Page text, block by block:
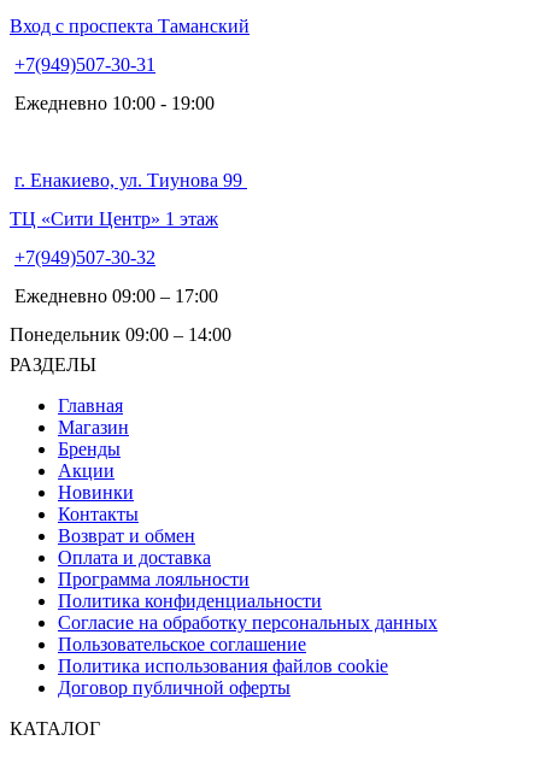
Вход с проспекта Таманский
+7(949)507-30-31
Ежедневно 10:00 - 19:00
г. Енакиево, ул. Тиунова 99
ТЦ «Сити Центр» 1 этаж
+7(949)507-30-32
Ежедневно 09:00 – 17:00
Понедельник 09:00 – 14:00
РАЗДЕЛЫ
Главная
Магазин
Бренды
Акции
Новинки
Контакты
Возврат и обмен
Оплата и доставка
Программа лояльности
Политика конфиденциальности
Согласие на обработку персональных данных
Пользовательское соглашение
Политика использования файлов cookie
Договор публичной оферты
КАТАЛОГ